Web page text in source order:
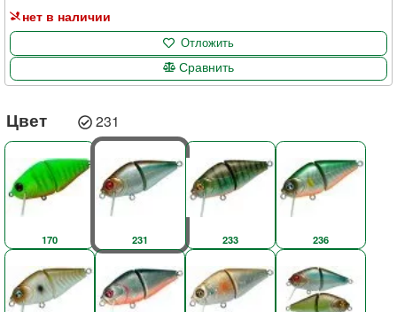
Цвет 231
170 231 233 236
нет в наличии
Отложить
Сравнить